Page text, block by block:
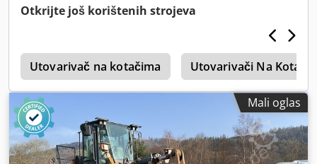
Otkrijte još korištenih strojeva
Utovarivač na kotačima Utovarivači Na
Mali oglas